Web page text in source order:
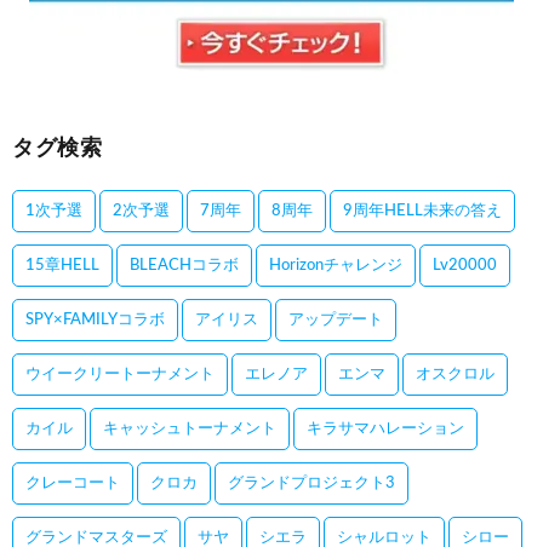
タグ検索
1次予選 2次予選 7周年 8周年 9周年HELL未来の答え
15章HELL BLEACHコラボ Horizonチャレンジ Lv20000
SPY×FAMILYコラボ アイリス アップデート
ウイークリートーナメント エレノア エンマ オスクロル
カイル キャッシュトーナメント キラサマハレーション
クレーコート クロカ グランドプロジェクト3
グランドマスターズ サヤ シエラ シャルロット シロー